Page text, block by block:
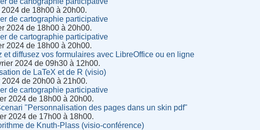
de 18h00 à 20h00.
de cartographie participative
2024 de 18h00 à 20h00.
de cartographie participative
2024 de 18h00 à 20h00.
et diffusez vos formulaires avec LibreOffice ou en ligne
2024 de 09h30 à 12h00.
de LaTeX et de R (visio)
2024 de 20h00 à 21h00.
de cartographie participative
2024 de 18h00 à 20h00.
"Personnalisation des pages dans un skin pdf"
2024 de 17h00 à 18h00.
de Knuth-Plass (visio-conférence)